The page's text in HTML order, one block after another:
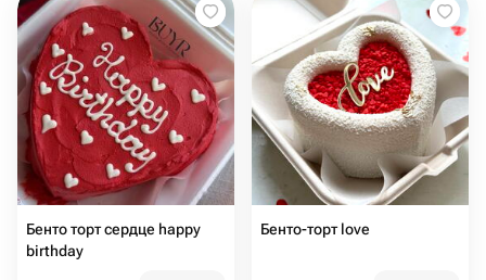
Бенто торт сердце happy
birthday
Бенто-торт love